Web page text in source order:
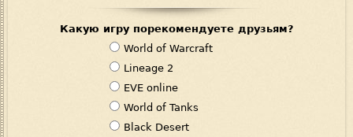
Какую игру порекомендуете друзьям?
В
а
р
и
а
World of Warcraft
Lineage 2
EVE online
World of Tanks
Black Desert